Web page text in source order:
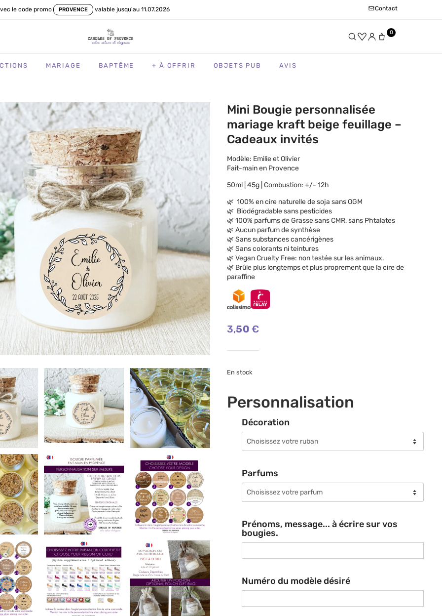
le code promo PROVENCE valable jusqu'au 11.07.2026 Contact
0
MARIAGE BAPTÊME + À OFFRIR OBJETS PUB AVIS
Mini Bougie personnalisée
mariage kraft beige feuillage –
Cadeaux invités
Modèle: Emilie et Olivier
Fait-main en Provence
50ml | 45g | Combustion: +/- 12h
🌿 100% en cire naturelle de soja sans OGM
🌿 Biodégradable sans pesticides
🌿 100% parfums de Grasse sans CMR, sans Phtalates
🌿 Aucun parfum de synthèse
🌿 Sans substances cancérigènes
🌿 Sans colorants ni teintures
🌿 Vegan Cruelty Free: non testée sur les animaux.
🌿 Brûle plus longtemps et plus proprement que la cire de
paraffine
3,50€
En stock
Personnalisation
Décoration
Parfums
Prénoms, message... à écrire sur vos
bougies.
Numéro du modèle désiré